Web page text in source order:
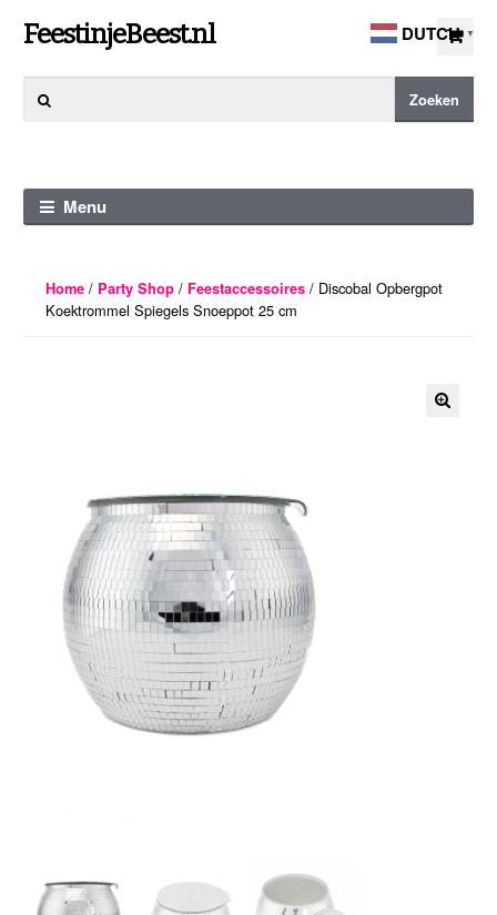
Ga
naar
navigatie
Ga
naar
de
FeestinjeBeest.nl
naar:
Zoeken
Menu
Home/ Party Shop/ Feestaccessoires/ Discobal Opbergpot
Koektrommel Spiegels Snoeppot 25 cm
DUTCH ▼